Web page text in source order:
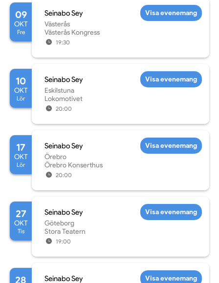
09
OKT
Fre
Seinabo Sey
Västerås
Västerås Kongress
19:30
Visa evenemang
10
OKT
Lör
Seinabo Sey
Eskilstuna
Lokomotivet
20:00
Visa evenemang
17
OKT
Lör
Seinabo Sey
Örebro
Örebro Konserthus
20:00
Visa evenemang
27
OKT
Tis
Seinabo Sey
Göteborg
Stora Teatern
19:00
Visa evenemang
28 Seinabo Sey Visa evenemang